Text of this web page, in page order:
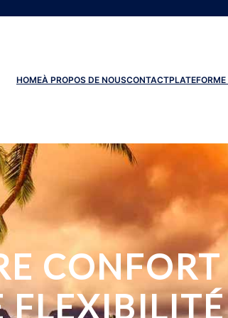
HOMEÀ PROPOS DE NOUSCONTACT